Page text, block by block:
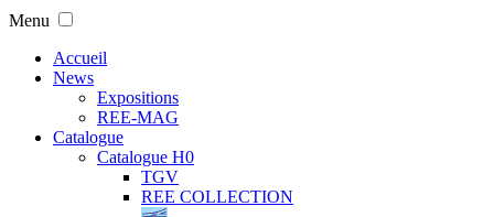
Menu
Accueil
News
Expositions
REE-MAG
Catalogue
Catalogue H0
TGV
REE COLLECTION